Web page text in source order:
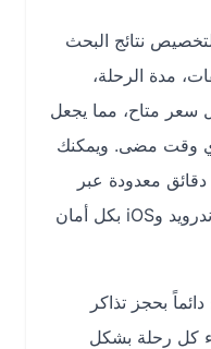
نتائج البحث
الرحلة،
مما يجعل
مضى. ويمكنك
معدودة عبر
الموقع أو تطبيق دايركت على الأندرويد وiOS بكل أمان
تذاكر
بشكل